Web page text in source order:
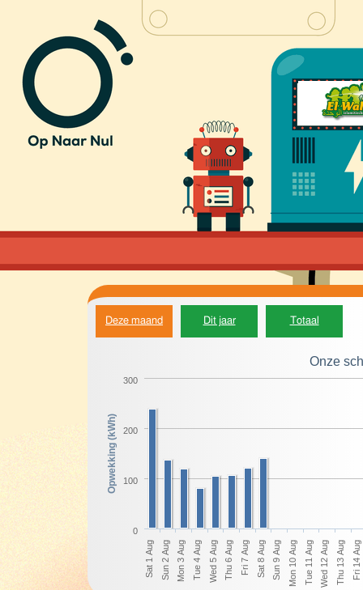
Deze maand Dit jaar Totaal
Opwekking (kWh)
Onze
Sat 1 Aug Sun 2 Aug Mon 3 Aug Tue 4 Aug Wed 5 Aug Thu 6 Aug Fri 7 Aug Sat 8 Aug Sun 9 Aug Mon 10 Aug Tue 11 AugWed 12 Aug Thu 13 Aug Fri 14 Aug
0
100
200
300